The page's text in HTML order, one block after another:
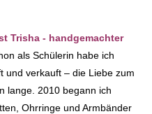
Trisha - handgemachter
als Schülerin habe ich
und verkauft – die Liebe zum
lange. 2010 begann ich
Ohrringe und Armbänder